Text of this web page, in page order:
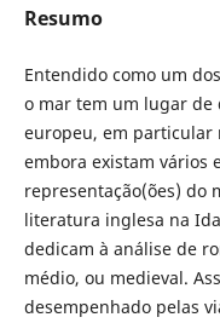
Resumo
Entendido como um
o mar tem um lugar de
europeu, em particular
embora existam vários
representação(ões) do
literatura inglesa na
dedicam à análise de
médio, ou medieval.
desempenhado pelas